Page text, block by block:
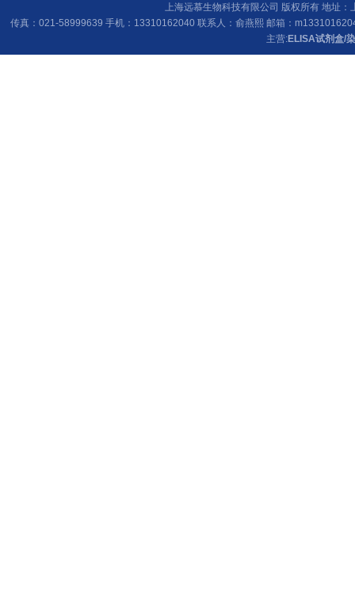
上海远慕生物科技有限公司 版权所有 地址
传真：021-58999639 手机：13310162040 联系人：俞燕熙 邮箱：
主营:ELISA试剂盒/